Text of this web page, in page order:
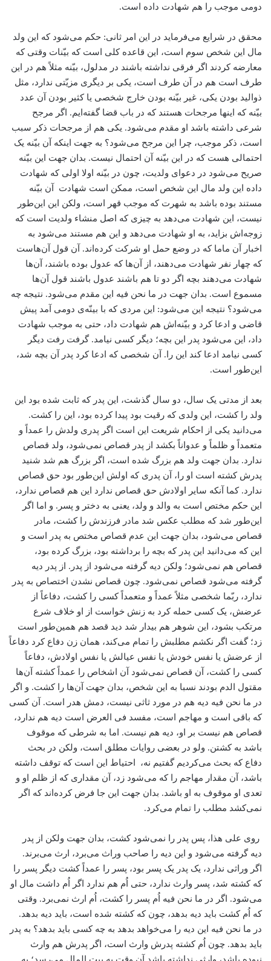
دومی موجب را هم شهادت داده است.
محقق در شرایع می‌فرماید در این امر ثانی: حکم می‌شود که این ولد
مال این شخص سوم است، این قاعده کلی است که بیّنات وقتی که
معارضه کردند اگر فرقی نداشته باشند در مدلول، بیّنه مثلاً هم در این
طرف است هم در آن طرف است، یکی بر دیگری مزیّتی ندارد، مثل
ذوالید بودن یکی، غیر بیّنه بودن خارج شخصی یا کثیر بودن آن عدد
بیّنه که اینها مرجحات هستند که در باب قضا گفته‌ایم. اگر مرجح
شرعی داشته باشد او مقدم می‌شود. یکی هم از مرجحات ذکر سبب
است، ذکر موجب، چرا این مرجح می‌شود؟ به جهت اینکه آن بیّنه یک
احتمالی هست که در این بیّنه آن احتمال نیست. بدان جهت این بیّنه
صریح می‌شود در دعوای ولدیت، چون در بیّنه اولا اولی که شهادت
داده این ولد مال این شخص است، ممکن است شهادت آن بیّنه
مستند بوده باشد به شهرت که موجب قهر است، ولکن این این‌طور
نیست، این شهادت می‌دهد به چیزی که اصل منشاء ولدیت است که
زوجه‌اش بزاید، به او شهادت می‌دهد و این هم مستند می‌شود به
اخبار آن ماما که در وضع حمل او شرکت کرده‌اند. آن قول آن‌هاست
که چهار نفر شهادت می‌دهند، از آن‌ها که عدول بوده باشند، آن‌ها
شهادت می‌دهند بچه اگر دو تا هم باشند عدول باشند قول آن‌ها
مسموع است. بدان جهت در ما نحن فیه این مقدم می‌شود. نتیجه چه
می‌شود؟ نتیجه‌ این می‌شود: این مردی که با بینّه‌ی دومی آمد پیش
قاضی و ادعا کرد و بیّنه‌اش هم شهادت داد، حتی به موجب شهادت
داد، این می‌شود پدر این بچه؛ دیگر کسی نیامد. گرفت رفت دیگر
کسی نیامد ادعا کند این را. آن شخصی که ادعا کرد پدر آن بچه شد،
این‌طور است.
بعد از مدتی یک سال، دو سال گذشت، این پدر که ثابت شده بود این
ولد را کشت، این ولدی که رقیت بود پیدا کرده بود، این را کشت.
می‌دانید یکی از احکام شریعت این است اگر پدری ولدش را عمداً و
متعمداً و ظلماً و عدواناً بکشد از پدر قصاص نمی‌شود، ولد قصاص
ندارد. بدان جهت ولد هم بزرگ شده است، اگر بزرگ هم شد شنید
پدرش کشته است او را، آن پدری که اولش این‌طور بود حق قصاص
ندارد. کما آنکه سایر اولادش حق قصاص ندارد این هم قصاص ندارد،
این حکم مختص است به والد و ولد، یعنی به دختر و پسر. و اما اگر
این‌طور شد که مطلب عکس شد مادر فرزندش را کشت، مادر
قصاص می‌شود، بدان جهت این عدم قصاص مختص به پدر است و
این که می‌دانید این پدر که بچه را برداشته بود، بزرگ کرده بود،
قصاص هم نمی‌شود؛ ولکن دیه گرفته می‌شود از پدر. از پدر دیه
گرفته می‌شود قصاص نمی‌شود. چون قصاص نشدن اختصاص به پدر
ندارد، ربّما شخصی مثلاً عمداً و متعمداً کسی را کشت، دفاعاً از
عرضش، یک کسی حمله کرد به زنش خواست از او خلاف شرع
مرتکب بشود، این شوهر هم بیدار شد دید قصد هم همین‌طور است
زد؛ گفت اگر نکشم مطلبش را تمام می‌کند، همان زن دفاع کرد دفاعاً
از عرضش یا نفس خودش یا نفس عیالش یا نفس اولادش، دفاعاً
کسی را کشت، آن قصاص نمی‌شود آن اشخاص را عمداً کشته آن‌ها
مقتول الدم بودند نسبا به این شخص، بدان جهت آن‌ها را کشت. و اگر
در ما نحن فیه دیه هم در مورد ثاثی نیست، دمش هدر است. آن کسی
که باقی است و مهاجم است، مفسد فی العرض است دیه هم ندارد،
قصاص هم نیست بر او، دیه هم نیست. اما به شرطی که موقوف
باشد به کشتن. ولو در بعضی روایات مطلق است، ولکن در بحث
دفاع که بحث می‌کردیم گفتیم نه، احتیاط این است که توقف داشته
باشد، آن مقدار مهاجم را که می‌شود زد، آن مقداری که از ظلم او و
تعدی او موقوف به او باشد. بدان جهت این جا فرض کرده‌اند که اگر
نمی‌کشد مطلب را تمام می‌کرد.
روی علی هذا، پس پدر را نمی‌شود کشت، بدان جهت ولکن از پدر
دیه گرفته می‌شود و این دیه را صاحب وراث می‌برد، ارث می‌برند.
اگر وراثی ندارد، یک پدر یک پسر بود، پسر را عمداً کشت دیگر پسر را
که کشته شد، پسر وارث ندارد، حتی اُم هم ندارد اگر اُم داشت مال او
می‌شود. اگر در ما نحن فیه اُم پسر را کشت، اُم ارث نمی‌برد. وقتی
که اُم کشت باید دیه بدهد، چون که کشته شده است، باید دیه بدهد.
در ما نحن فیه این دیه را می‌خواهد بدهد به چه کسی باید بدهد؟ به پدر
باید بدهد. چون اُم کشته پدرش وارث است، اگر پدرش هم وارث